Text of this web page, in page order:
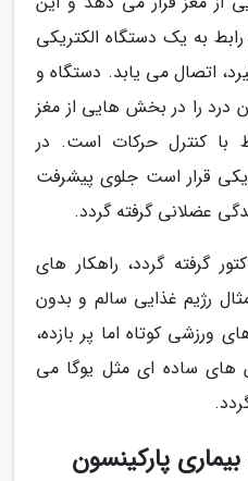
به یک دستگاه الکتریکی
اتصال می یابد. دستگاه و
درد را در بخش هایی از مغز
با کنترل حرکات است. در
قرار است جلوی پیشرفت
عضلانی گرفته گردد.
گرفته گردد، راهکار های
رژیم غذایی سالم و بدون
ورزشی کوتاه اما پر بازده،
های ساده ای مثل یوگا می
بیماری پارکینسون